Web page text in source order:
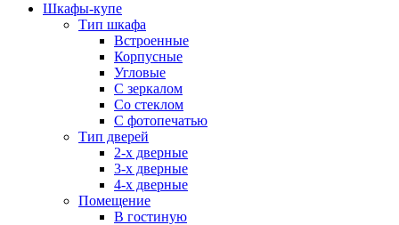
Шкафы-купе
Тип шкафа
Встроенные
Корпусные
Угловые
С зеркалом
Со стеклом
С фотопечатью
Тип дверей
2-х дверные
3-х дверные
4-х дверные
Помещение
В гостиную